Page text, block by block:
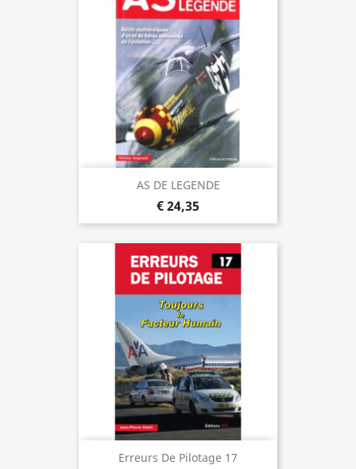
AS DE LEGENDE
€ 24,35
Erreurs De Pilotage 17